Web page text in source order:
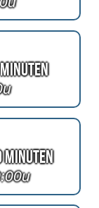
Minuten